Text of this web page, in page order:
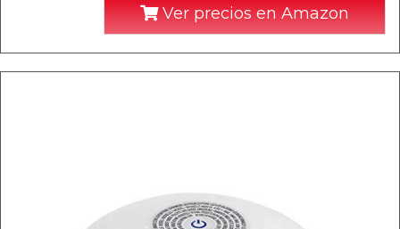
Ver precios en Amazon